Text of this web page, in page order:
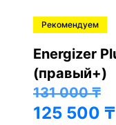
Хорошо
Crona
45 000₸
39 500₸